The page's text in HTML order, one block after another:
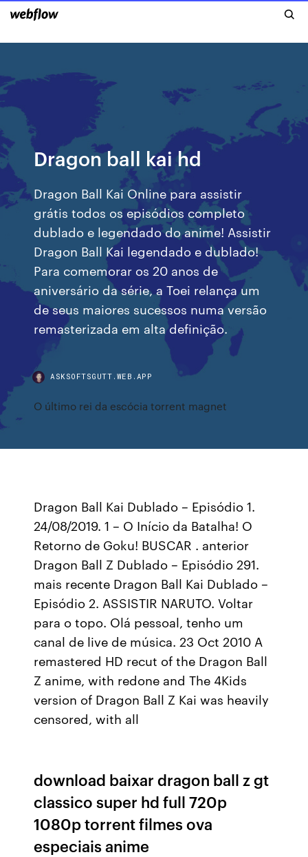
Dragon ball kai hd
Dragon Ball Kai Online para assistir
grátis todos os episódios completo
dublado e legendado do anime! Assistir
Dragon Ball Kai legendado e dublado!
Para comemorar os 20 anos de
aniversário da série, a Toei relança um
de seus maiores sucessos numa versão
remasterizada em alta definição.
ASKSOFTSGUTT.WEB.APP
O último rei da escócia torrent magnet
Dragon Ball Kai Dublado – Episódio 1.
24/08/2019. 1 – O Início da Batalha! O
Retorno de Goku! BUSCAR . anterior
Dragon Ball Z Dublado – Episódio 291.
mais recente Dragon Ball Kai Dublado –
Episódio 2. ASSISTIR NARUTO. Voltar
para o topo. Olá pessoal, tenho um
canal de live de música. 23 Oct 2010 A
remastered HD recut of the Dragon Ball
Z anime, with redone and The 4Kids
version of Dragon Ball Z Kai was heavily
censored, with all
download baixar dragon ball z gt
classico super hd full 720p
1080p torrent filmes ova
especiais anime